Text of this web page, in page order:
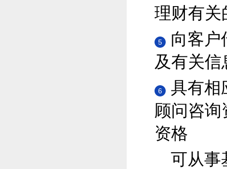
理财有关
5
向客户
及有关
6
具有相
顾问咨
资格
可从事